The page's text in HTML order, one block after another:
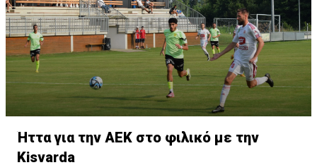
Ήττα για την ΑΕΚ στο φιλικό με την
Kisvarda